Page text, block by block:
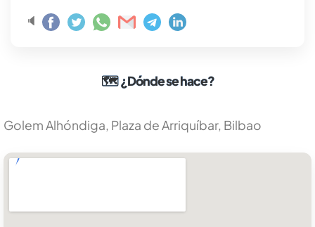
🔈
🗺¿Dónde se hace?
Golem Alhóndiga, Plaza de Arriquíbar, Bilbao